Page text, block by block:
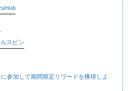
スピン
参加して期間限定リワードを獲得しよ